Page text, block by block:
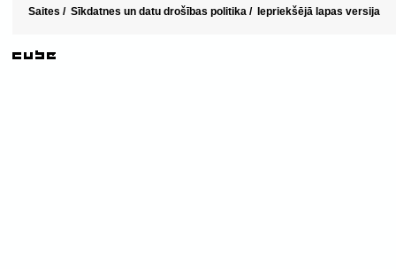
Saites / Sīkdatnes un datu drošības politika / Iepriekšējā lapas versija